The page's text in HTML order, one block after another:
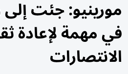
مورينيو: جئت إلى
في مهمة لإعادة
الانتصارات